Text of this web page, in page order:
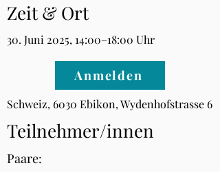
Zeit & Ort
30. Juni 2025, 14:00–18:00 Uhr
Anmelden
Schweiz, 6030 Ebikon, Wydenhofstrasse 6
Teilnehmer/innen
Paare: